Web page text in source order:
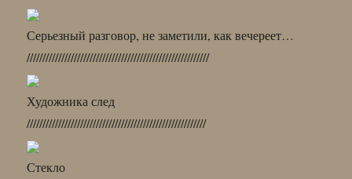
Серьезный разговор, не заметили, как вечереет…
//////////////////////////////////////////////////////////
Художника след
/////////////////////////////////////////////////////////
Стекло